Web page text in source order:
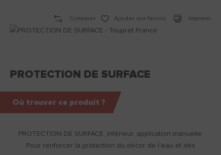
Comparer Ajouter aux favoris Imprimer
PROTECTION DE SURFACE
PROTECTION DE SURFACE, intérieur, application manuelle.
Pour renforcer la protection du décor de l’eau et des
Où trouver ce produit ?